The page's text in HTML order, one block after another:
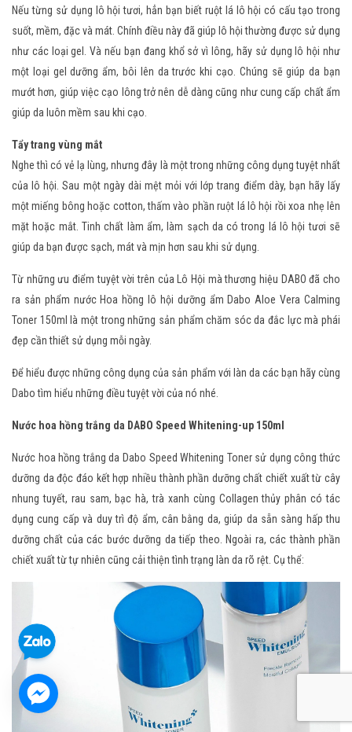
Nếu từng sử dụng lô hội tươi, hẳn bạn biết ruột lá lô hội có cấu tạo trong
suốt, mềm, đặc và mát. Chính điều này đã giúp lô hội thường được sử dụng
như các loại gel. Và nếu bạn đang khổ sở vì lông, hãy sử dụng lô hội như
một loại gel dưỡng ẩm, bôi lên da trước khi cạo. Chúng sẽ giúp da bạn
mướt hơn, giúp việc cạo lông trở nên dễ dàng cũng như cung cấp chất ẩm
giúp da luôn mềm sau khi cạo.
Tẩy trang vùng mắt
Nghe thì có vẻ lạ lùng, nhưng đây là một trong những công dụng tuyệt nhất
của lô hội. Sau một ngày dài mệt mỏi với lớp trang điểm dày, bạn hãy lấy
một miếng bông hoặc cotton, thấm vào phần ruột lá lô hội rồi xoa nhẹ lên
mặt hoặc mắt. Tinh chất làm ẩm, làm sạch da có trong lá lô hội tươi sẽ
giúp da bạn được sạch, mát và mịn hơn sau khi sử dụng.
Từ những ưu điểm tuyệt vời trên của Lô Hội mà thương hiệu DABO đã cho
ra sản phẩm nước Hoa hồng lô hội dưỡng ẩm Dabo Aloe Vera Calming
Toner 150ml là một trong những sản phẩm chăm sóc da đắc lực mà phái
đẹp cần thiết sử dụng mỗi ngày.
Để hiểu được những công dụng của sản phẩm với làn da các bạn hãy cùng
Dabo tìm hiểu những điều tuyệt vời của nó nhé.
Nước hoa hồng trắng da DABO Speed Whitening-up 150ml
Nước hoa hồng trắng da Dabo Speed Whitening Toner sử dụng công thức
dưỡng da độc đáo kết hợp nhiều thành phần dưỡng chất chiết xuất từ cây
nhung tuyết, rau sam, bạc hà, trà xanh cùng Collagen thủy phân có tác
dụng cung cấp và duy trì độ ẩm, cân bằng da, giúp da sẵn sàng hấp thu
dưỡng chất của các bước dưỡng da tiếp theo. Ngoài ra, các thành phần
chiết xuất từ tự nhiên cũng cải thiện tình trạng làn da rõ rệt. Cụ thể: